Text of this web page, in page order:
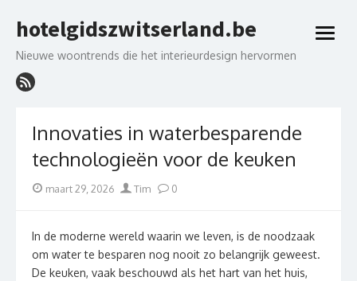
to
hotelgidszwitserland.be
Nieuwe woontrends die het interieurdesign hervormen
open
Innovaties in waterbesparende
technologieën voor de keuken
Posted
maart 29, 2026 Author
Tim 0
In de moderne wereld waarin we leven, is de noodzaak
om water te besparen nog nooit zo belangrijk geweest.
De keuken, vaak beschouwd als het hart van het huis,